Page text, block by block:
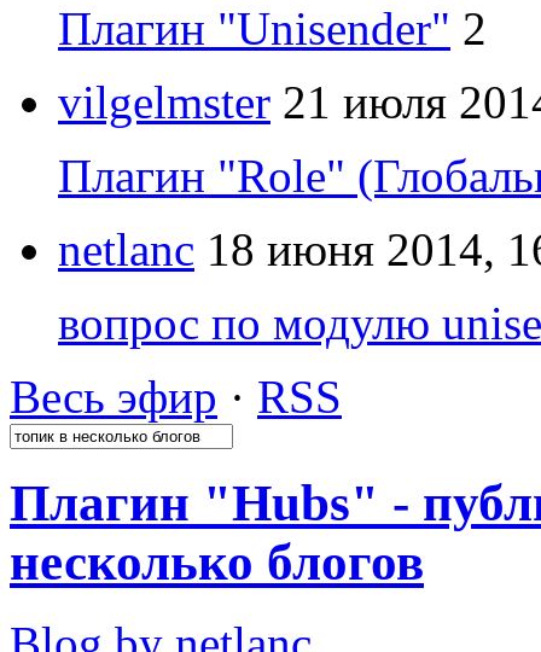
Плагин "Unisender" 2
vilgelmster 21 июля
Плагин "Role"
netlanc 18 июня 2014,
вопрос по модулю
Весь эфир · RSS
Плагин "Hubs" -
несколько блогов